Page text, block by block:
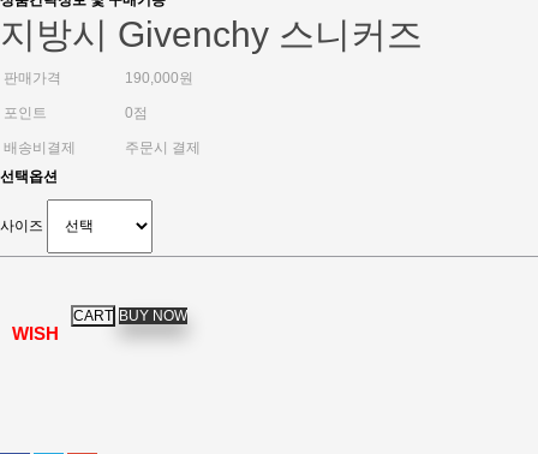
지방시 Givenchy 스니커즈
판매가격 190,000원
포인트 0점
배송비결제
주문시 결제
선택옵션
사이즈
WISH